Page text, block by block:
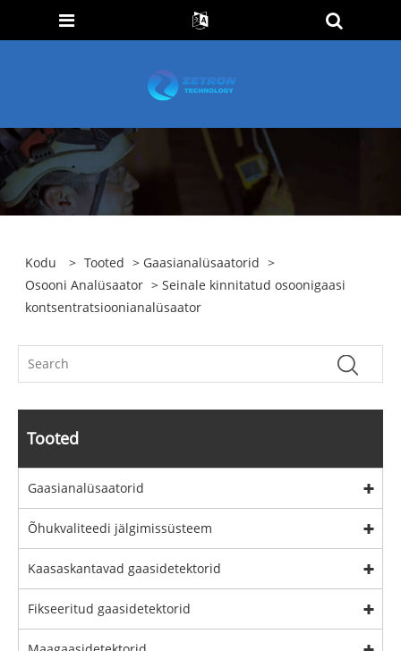
Kodu > Tooted > Gaasianalüsaatorid >
Osooni Analüsaator > Seinale kinnitatud osoonigaasi
kontsentratsioonianalüsaator
Tooted
Gaasianalüsaatorid
Õhukvaliteedi jälgimissüsteem
Kaasaskantavad gaasidetektorid
Fikseeritud gaasidetektorid